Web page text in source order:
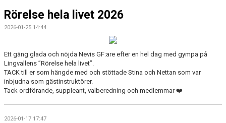
Rörelse hela livet 2026
2026-01-25 14:44
Ett gäng glada och nöjda Nevis GF:are efter en hel dag med gympa på
Lingvallens ”Rörelse hela livet”.
TACK till er som hängde med och stöttade Stina och Nettan som var
inbjudna som gästinstruktörer.
Tack ordförande, suppleant, valberedning och medlemmar ❤️
2026-01-17 17:47